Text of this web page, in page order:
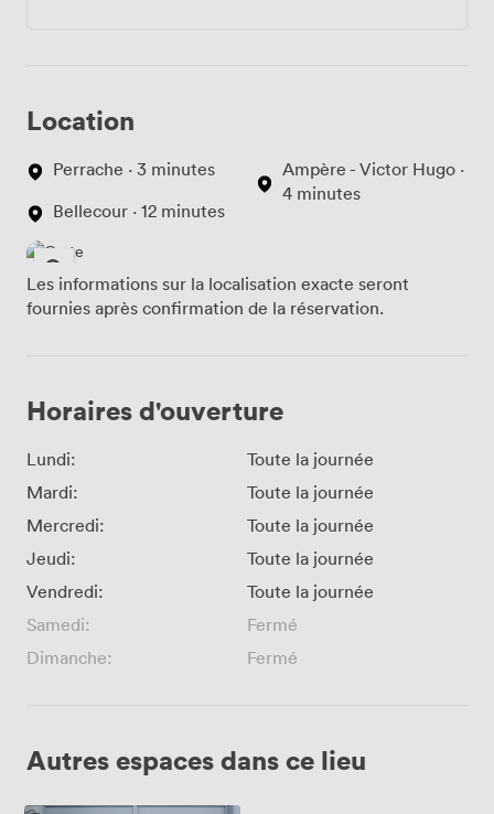
Location
Perrache · 3 minutes
Bellecour · 12 minutes
Ampère - Victor Hugo ·
4 minutes
Les informations sur la localisation exacte seront
fournies après confirmation de la réservation.
Horaires d'ouverture
Lundi:
Toute la journée
Mardi:
Toute la journée
Mercredi:
Toute la journée
Jeudi:
Toute la journée
Vendredi:
Toute la journée
Samedi:
Fermé
Dimanche:
Fermé
Autres espaces dans ce lieu